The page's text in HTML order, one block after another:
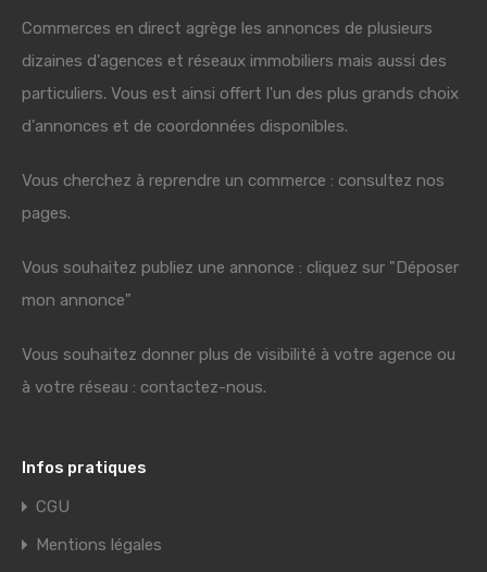
Commerces en direct agrège les annonces de plusieurs
dizaines d'agences et réseaux immobiliers mais aussi des
particuliers. Vous est ainsi offert l'un des plus grands choix
d'annonces et de coordonnées disponibles.
Vous cherchez à reprendre un commerce : consultez nos
pages.
Vous souhaitez publiez une annonce : cliquez sur "Déposer
mon annonce"
Vous souhaitez donner plus de visibilité à votre agence ou
à votre réseau : contactez-nous.
Infos pratiques
CGU
Mentions légales